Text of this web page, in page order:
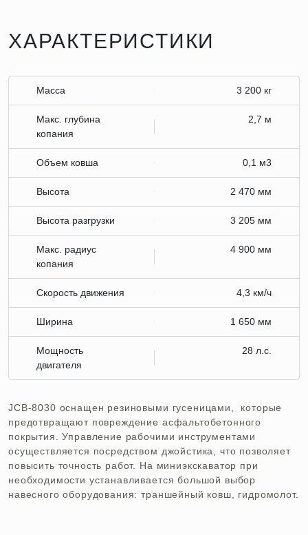
ХАРАКТЕРИСТИКИ
Масса 3 200 кг
Макс. глубина
копания
2,7 м
Объем ковша 0,1 м3
Высота 2 470 мм
Высота разгрузки 3 205 мм
Макс. радиус
копания
4 900 мм
Скорость движения 4,3 км/ч
Ширина 1 650 мм
Мощность
двигателя
28 л.с.
JCB-8030 оснащен резиновыми гусеницами, которые
предотвращают повреждение асфальтобетонного
покрытия. Управление рабочими инструментами
осуществляется посредством джойстика, что позволяет
повысить точность работ. На миниэкскаватор при
необходимости устанавливается большой выбор
навесного оборудования: траншейный ковш, гидромолот.